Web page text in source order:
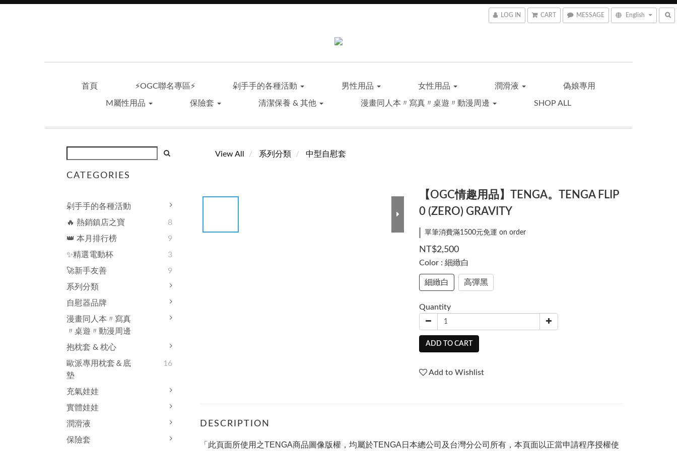
LOG IN CART MESSAGE English
首頁 ⚡OGC聯名專區⚡ 剁手手的各種活動 男性用品 女性用品 潤滑液 偽娘專用
M屬性用品 保險套 清潔保養 & 其他 漫畫同人本〃寫真〃桌遊〃動漫周邊 SHOP ALL
CATEGORIES
剁手手的各種活動
🔥 熱銷鎮店之寶
8
👑 本月排行榜
9
✨精選電動杯
3
🚀新手友善
9
系列分類
自慰器品牌
漫畫同人本〃寫真
〃桌遊〃動漫周邊
抱枕套 & 枕心
歐派專用枕套＆底
墊
16
充氣娃娃
實體娃娃
潤滑液
保險套
View All 系列分類 中型自慰套
【OGC情趣用品】TENGA。TENGA FLIP
0 (ZERO) GRAVITY
單筆消費滿1500元免運 on order
NT$2,500
Color : 細緻白
細緻白 高彈黑
Quantity
ADD TO CART
Add to Wishlist
DESCRIPTION
「此頁面所使用之TENGA商品圖像版權，均屬於TENGA日本總公司及台灣分公司所有，本頁面以正當申請程序授權使